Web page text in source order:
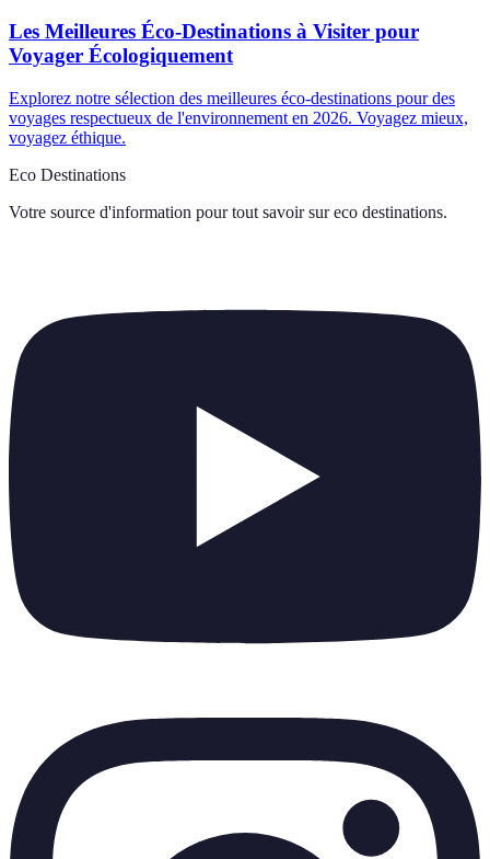
Les Meilleures Éco-Destinations à Visiter pour
Voyager Écologiquement
Explorez notre sélection des meilleures éco-destinations pour des
voyages respectueux de l'environnement en 2026. Voyagez mieux,
voyagez éthique.
Eco Destinations
Votre source d'information pour tout savoir sur eco destinations.